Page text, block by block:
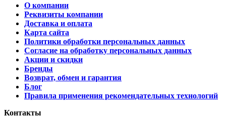
О компании
Реквизиты компании
Доставка и оплата
Карта сайта
Политики обработки персональных данных
Согласие на обработку персональных данных
Акции и скидки
Бренды
Возврат, обмен и гарантия
Блог
Правила применения рекомендательных технологий
Контакты